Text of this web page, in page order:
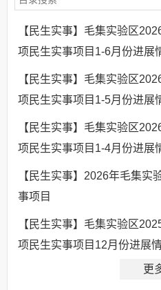
【民生实事】毛集实验区
项民生实事项目1-6月份进展
【民生实事】毛集实验区
项民生实事项目1-5月份进展
【民生实事】毛集实验区
项民生实事项目1-4月份进展
【民生实事】2026年毛集实
事项目
【民生实事】毛集实验区
项民生实事项目12月份进展
更